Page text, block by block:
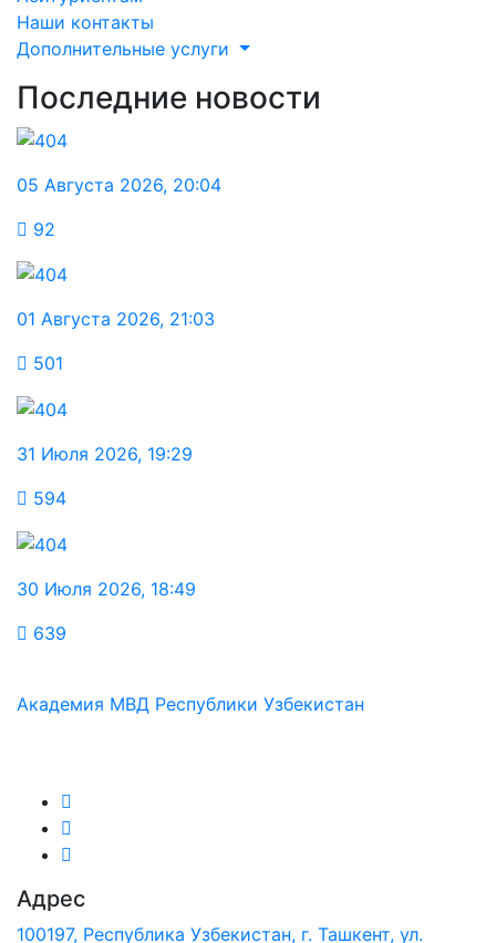
Наши контакты
Дополнительные услуги
Последние новости
05 Августа 2026, 20:04
92
01 Августа 2026, 21:03
501
31 Июля 2026, 19:29
594
30 Июля 2026, 18:49
639
Академия МВД Республики Узбекистан
Адрес
100197, Республика Узбекистан, г. Ташкент, ул.